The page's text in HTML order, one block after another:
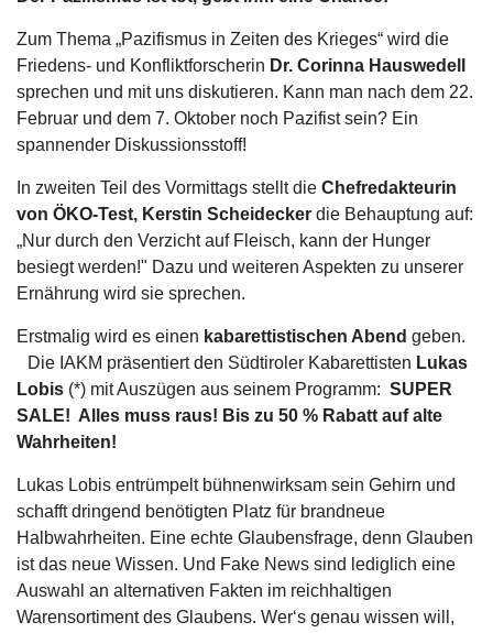
Zum Thema „Pazifismus in Zeiten des Krieges“ wird die
Friedens- und Konfliktforscherin Dr. Corinna Hauswedell
sprechen und mit uns diskutieren. Kann man nach dem 22.
Februar und dem 7. Oktober noch Pazifist sein? Ein
spannender Diskussionsstoff!
In zweiten Teil des Vormittags stellt die Chefredakteurin
von ÖKO-Test, Kerstin Scheidecker die Behauptung auf:
„Nur durch den Verzicht auf Fleisch, kann der Hunger
besiegt werden!" Dazu und weiteren Aspekten zu unserer
Ernährung wird sie sprechen.
Erstmalig wird es einen kabarettistischen Abend geben.
Die IAKM präsentiert den Südtiroler Kabarettisten Lukas
Lobis (*) mit Auszügen aus seinem Programm: SUPER
SALE! Alles muss raus! Bis zu 50 % Rabatt auf alte
Wahrheiten!
Lukas Lobis entrümpelt bühnenwirksam sein Gehirn und
schafft dringend benötigten Platz für brandneue
Halbwahrheiten. Eine echte Glaubensfrage, denn Glauben
ist das neue Wissen. Und Fake News sind lediglich eine
Auswahl an alternativen Fakten im reichhaltigen
Warensortiment des Glaubens. Wer‘s genau wissen will,